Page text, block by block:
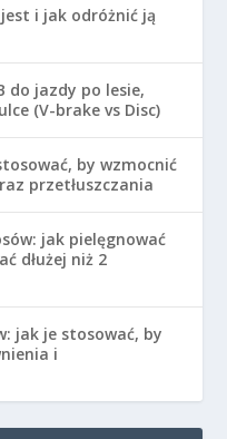
i jak odróżnić ją
do jazdy po lesie,
(V-brake vs Disc)
by wzmocnić
przetłuszczania
jak pielęgnować
dłużej niż 2
jak je stosować, by
i